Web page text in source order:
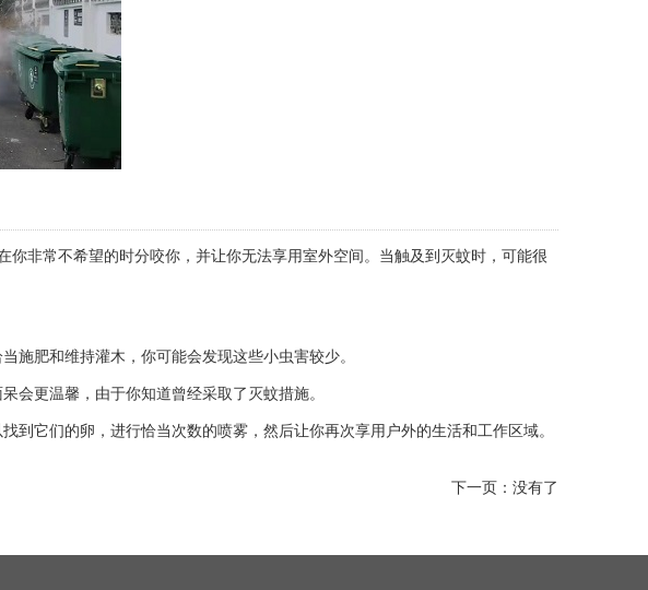
非常不希望的时分咬你，并让你无法享用室外空间。当触及到灭蚊时，可能很
施肥和维持灌木，你可能会发现这些小虫害较少。
会更温馨，由于你知道曾经采取了灭蚊措施。
它们的卵，进行恰当次数的喷雾，然后让你再次享用户外的生活和工作区域。
下一页：没有了